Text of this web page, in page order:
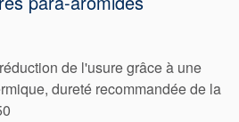
de l'usure grâce à une
dureté recommandée de la